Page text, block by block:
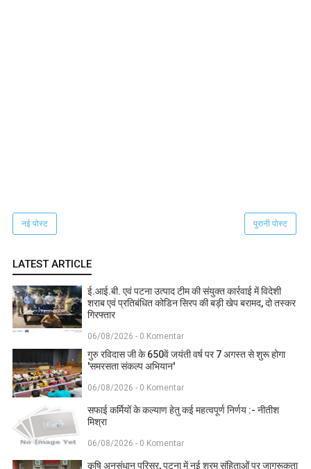
नई पोस्ट पुरानी पोस्ट
LATEST ARTICLE
ई.आई.बी. एवं पटना उत्पाद टीम की संयुक्त कार्रवाई में विदेशी
शराब एवं प्रतिबंधित कोडिन सिरप की बड़ी खेप बरामद, दो तस्कर
गिरफ्तार
06/08/2026 - 0 Komentar
गुरु रविदास जी के 650वें जयंती वर्ष पर 7 अगस्त से शुरू होगा
'समरसता संकल्प अभियान'
06/08/2026 - 0 Komentar
सफाई कर्मियों के कल्याण हेतु कई महत्वपूर्ण निर्णय :- नीतीश
मिश्रा
06/08/2026 - 0 Komentar
कृषि अनुसंधान परिसर, पटना में नई श्रम संहिताओं पर जागरूकता